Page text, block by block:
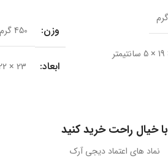
باسیم
وزن 450 گرم
ابعاد 23 × 22 × 6 سانتیمتر
با خیال راحت خرید کنید
نماد های اعتماد دیجی آرک